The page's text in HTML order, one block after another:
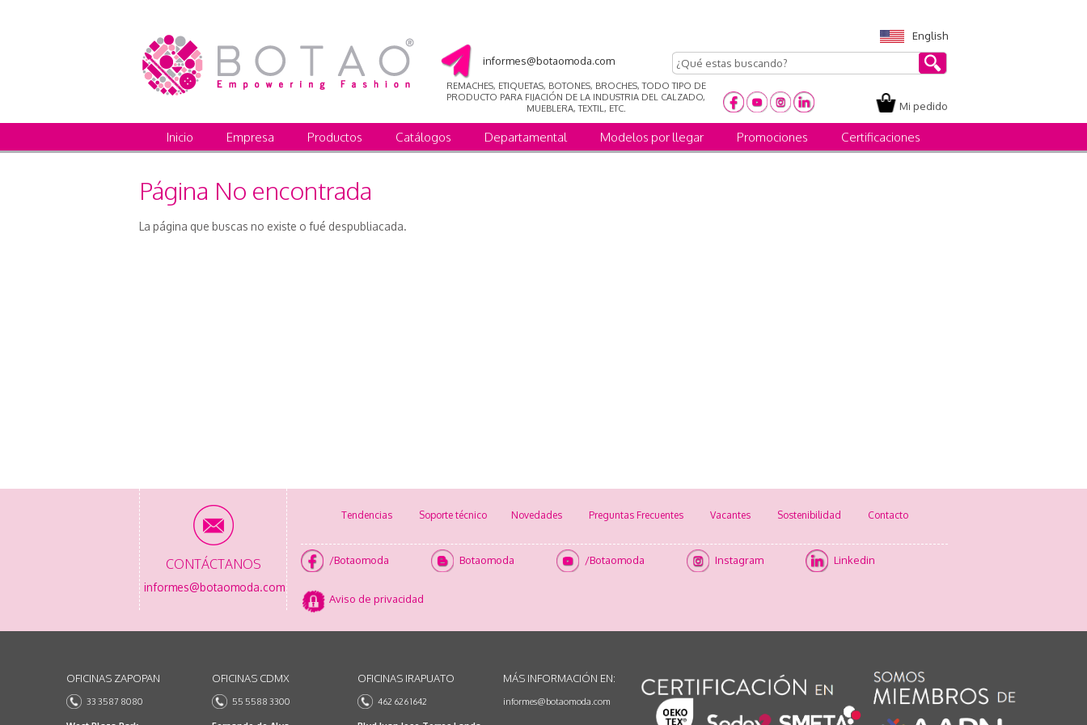
English
informes@botaomoda.com
REMACHES, ETIQUETAS, BOTONES, BROCHES, TODO TIPO DE
PRODUCTO PARA FIJACIÓN DE LA INDUSTRIA DEL CALZADO,
MUEBLERA, TEXTIL, ETC.
Mi pedido
Inicio Empresa Productos Catálogos Departamental Modelos por llegar Promociones Certificaciones
Página No encontrada
La página que buscas no existe o fué despubliacada.
CONTÁCTANOS
informes@botaomoda.com
Tendencias Soporte técnico Novedades Preguntas Frecuentes Vacantes Sostenibilidad Contacto
/Botaomoda Botaomoda /Botaomoda Instagram Linkedin
Aviso de privacidad
OFICINAS ZAPOPAN
33 3587 8080
OFICINAS CDMX
55 5588 3300
OFICINAS IRAPUATO
462 626 1642
MÁS INFORMACIÓN EN:
informes@botaomoda.com